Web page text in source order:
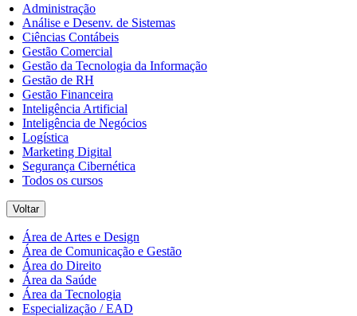
Administração
Análise e Desenv. de Sistemas
Ciências Contábeis
Gestão Comercial
Gestão da Tecnologia da Informação
Gestão de RH
Gestão Financeira
Inteligência Artificial
Inteligência de Negócios
Logística
Marketing Digital
Segurança Cibernética
Todos os cursos
Voltar
Área de Artes e Design
Área de Comunicação e Gestão
Área do Direito
Área da Saúde
Área da Tecnologia
Especialização / EAD